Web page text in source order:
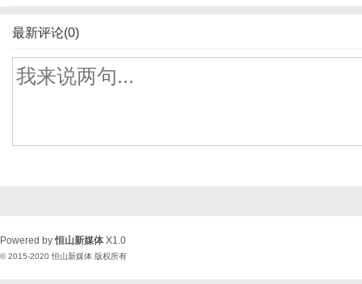
最新评论(0)
Powered by恒山新媒体 X1.0
© 2015-2020 恒山新媒体 版权所有